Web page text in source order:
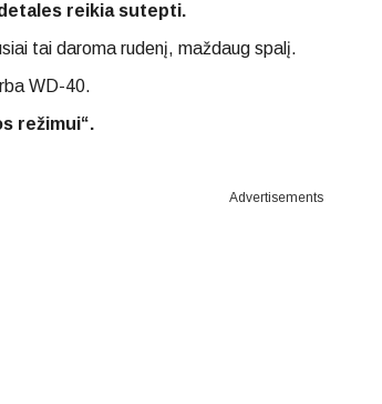
reikia sutepti.
tai daroma rudenį, maždaug spalį.
WD-40.
režimui“.
Advertisements